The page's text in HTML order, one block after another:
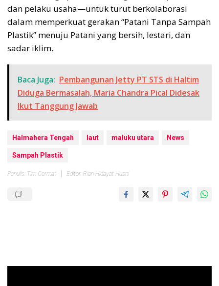
dan pelaku usaha—untuk turut berkolaborasi
dalam memperkuat gerakan “Patani Tanpa Sampah
Plastik” menuju Patani yang bersih, lestari, dan
sadar iklim.
Baca Juga: Pembangunan Jetty PT STS di Haltim
Diduga Bermasalah, Maria Chandra Pical Didesak
Ikut Tanggung Jawab
Halmahera Tengah laut maluku utara News
Sampah Plastik
Penulis: Tim Cermat Editor: Rian Hidayat Husni